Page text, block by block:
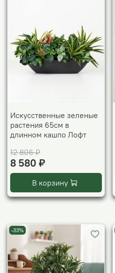
Искусственные зеленые
растения 65см в
длинном кашпо Лофт
12 806 ₽
8 580 ₽
В корзину
-33%